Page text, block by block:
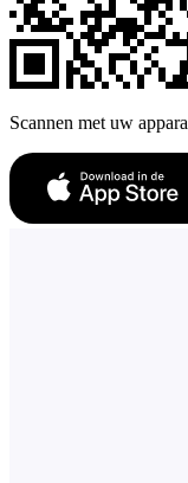
Scannen met uw